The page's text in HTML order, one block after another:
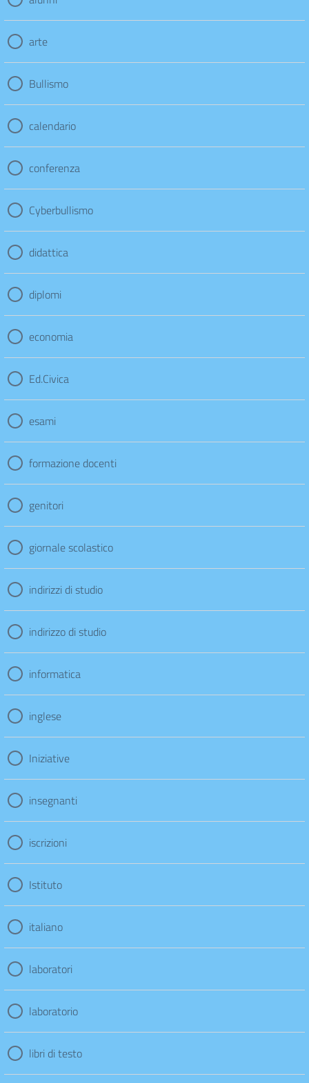
arte
Bullismo
calendario
conferenza
Cyberbullismo
didattica
diplomi
economia
Ed.Civica
esami
formazione docenti
genitori
giornale scolastico
indirizzi di studio
indirizzo di studio
informatica
inglese
Iniziative
insegnanti
iscrizioni
Istituto
italiano
laboratori
laboratorio
libri di testo